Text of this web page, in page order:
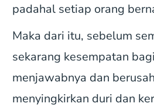
padahal setiap orang
Maka dari itu, sebelum
sekarang kesempatan
menjawabnya dan
menyingkirkan duri dan